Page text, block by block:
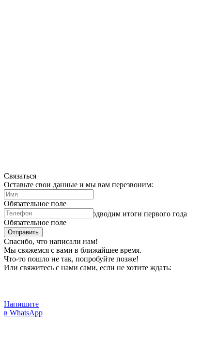
Реформа в психометрии: подводим итоги первого года
Связаться
Оставьте свои данные и мы вам перезвоним:
Обязательное поле
Обязательное поле
Отправить
Спасибо, что написали нам!
Мы свяжемся с вами в ближайшее время.
Что-то пошло не так, попробуйте позже!
Или свяжитесь с нами сами, если не хотите ждать:
Напишите
в WhatsApp